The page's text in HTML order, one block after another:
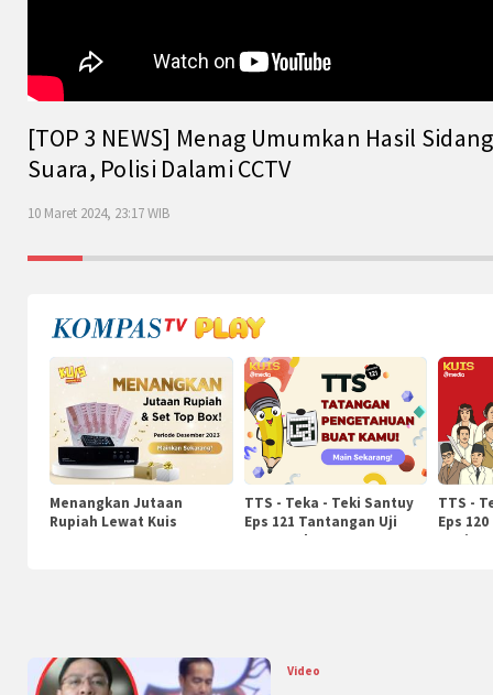
[TOP 3 NEWS] Menag Umumkan Hasil
Suara, Polisi Dalami CCTV
10 Maret 2024, 23:17 WIB
Menangkan Jutaan
Rupiah Lewat Kuis
TTS - Teka - Teki Santuy
Eps 121 Tantangan Uji
Pengetahuan
TTS -
Eps
Video